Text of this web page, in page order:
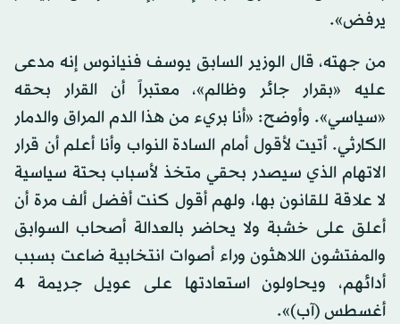
يرفض».
من جهته، قال الوزير السابق يوسف فنيانوس إنه مدعى
عليه «بقرار جائر وظالم»، معتبراً أن القرار بحقه
«سياسي». وأوضح: «أنا بريء من هذا الدم المراق والدمار
الكارثي. أتيت لأقول أمام السادة النواب وأنا أعلم أن قرار
الاتهام الذي سيصدر بحقي متخذ لأسباب بحتة سياسية
لا علاقة للقانون بها، ولهم أقول كنت أفضل ألف مرة أن
أعلق على خشبة ولا يحاضر بالعدالة أصحاب السوابق
والمفتشون اللاهثون وراء أصوات انتخابية ضاعت بسبب
أدائهم، ويحاولون استعادتها على عويل جريمة 4
أغسطس (آب)».